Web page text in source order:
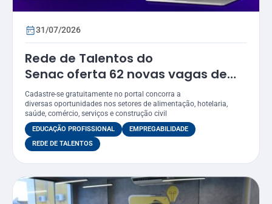
31/07/2026
Rede de Talentos do
Senac oferta 62 novas vagas de
emprego em Sergipe
Cadastre-se gratuitamente no portal concorra a
diversas oportunidades nos setores de alimentação, hotelaria,
saúde, comércio, serviços e construção civil
EDUCAÇÃO PROFISSIONAL
EMPREGABILIDADE
REDE DE TALENTOS